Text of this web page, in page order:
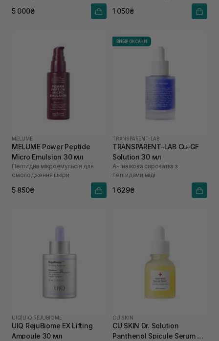
5 000₴ 1 050₴
MELUME
MELUME Power Peptide
Micro Emulsion 30 мл
Пептидна мікроемульсія для
омолодження шкіри
5 850₴
ВИБІР ОКСАНИ
TRANSPARENT-LAB
TRANSPARENT-LAB Cu-GF
Solution 30 мл
Антивікова сироватка з
пептидами міді
1 629₴
UIQ UIQ REJUBIOME
UIQ RejuBiome EX Lifting
Ampoule 30 мл
CU SKIN
CU SKIN Dr. Solution
Panthenol Spicule Serum 30